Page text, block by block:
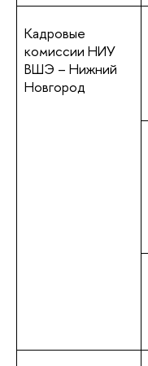
Кадровые
комиссии НИУ
ВШЭ – Нижний
Новгород